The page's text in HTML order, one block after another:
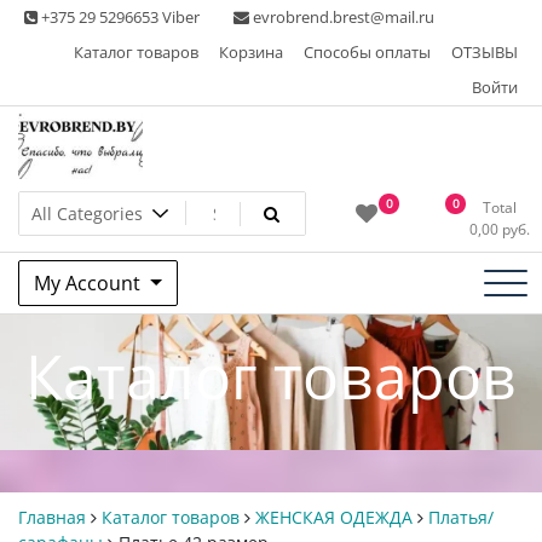
Skip +375 29 5296653 Viber
evrobrend.brest@mail.ru
Каталог товаров
Корзина Способы оплаты
ОТЗЫВЫ
Войти
Интернет-магазин одежды
second hand
0 0
Total
0,00 руб.
My Account
Каталог товаров
Главная Каталог товаров ЖЕНСКАЯ ОДЕЖДА
Платья/